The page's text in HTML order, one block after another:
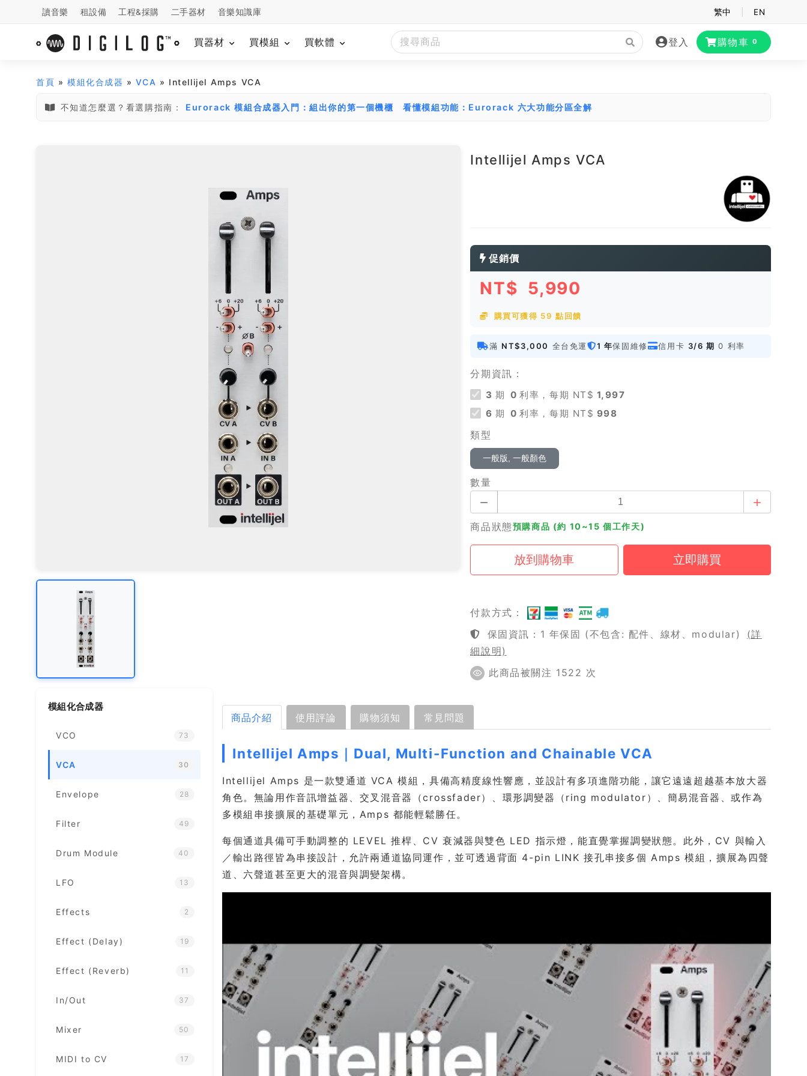
讀音樂 租設備 工程&採購 二手器材 音樂知識庫 繁中 EN
買器材 買模組 買軟體 登入 購物車 0
首頁 »模組化合成器 »VCA » Intellijel Amps VCA
不知道怎麼選？看選購指南： Eurorack 模組合成器入門：組出你的第一個機櫃 看懂模組功能：Eurorack 六大功能分區全解
Intellijel Amps VCA
促銷價
NT$ 5,990
購買可獲得 59 點回饋
滿 NT$3,000 全台免運 1 年保固維修 信用卡 3/6 期 0 利率
分期資訊：
3 期 0 利率，每期 NT$ 1,997
6 期 0 利率，每期 NT$ 998
類型
一般版, 一般顏色
數量
商品狀態預購商品 (約 10~15 個工作天)
付款方式：
保固資訊：1 年保固 (不包含: 配件、線材、modular)
(詳
細說明)
此商品被關注 1522 次
模組化合成器
VCO 73
VCA 30
Envelope 28
Filter 49
Drum Module 40
LFO 13
Effects 2
Effect (Delay) 19
Effect (Reverb) 11
In/Out 37
Mixer 50
MIDI to CV 17
商品介紹 使用評論 購物須知 常見問題
Intellijel Amps｜Dual, Multi-Function and Chainable VCA
Intellijel Amps 是一款雙通道 VCA 模組，具備高精度線性響應，並設計有多項進階功能，讓它遠遠超越基本放大器
角色。無論用作音訊增益器、交叉混音器（crossfader）、環形調變器（ring modulator）、簡易混音器、或作為
多模組串接擴展的基礎單元，Amps 都能輕鬆勝任。
每個通道具備可手動調整的 LEVEL 推桿、CV 衰減器與雙色 LED 指示燈，能直覺掌握調變狀態。此外，CV 與輸入
／輸出路徑皆為串接設計，允許兩通道協同運作，並可透過背面 4-pin LINK 接孔串接多個 Amps 模組，擴展為四聲
道、六聲道甚至更大的混音與調變架構。